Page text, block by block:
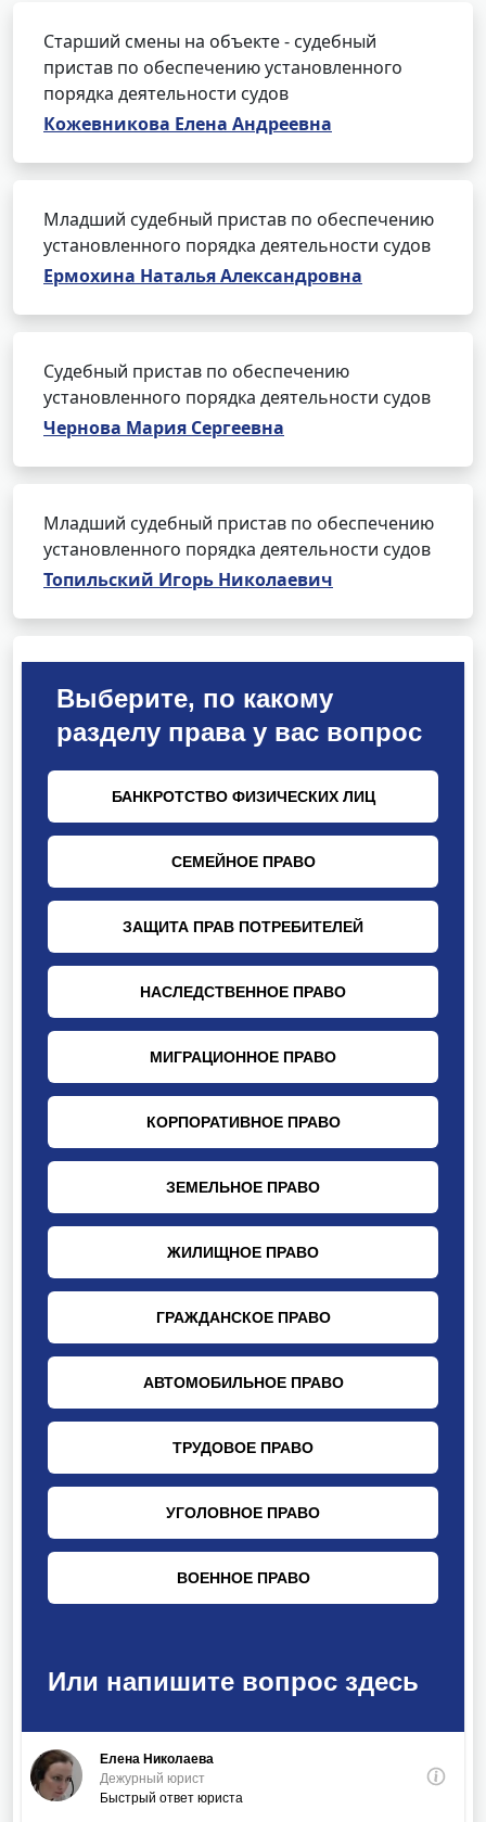
Старший смены на объекте - судебный
пристав по обеспечению установленного
порядка деятельности судов
Кожевникова Елена Андреевна
Младший судебный пристав по обеспечению
установленного порядка деятельности судов
Ермохина Наталья Александровна
Судебный пристав по обеспечению
установленного порядка деятельности судов
Чернова Мария Сергеевна
Младший судебный пристав по обеспечению
установленного порядка деятельности судов
Топильский Игорь Николаевич